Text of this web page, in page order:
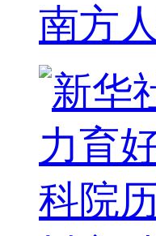
南方